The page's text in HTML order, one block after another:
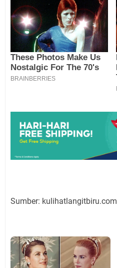
Sumber: kulihatlangitbiru.com